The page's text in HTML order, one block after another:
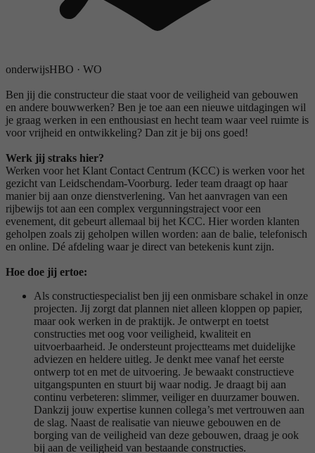
onderwijsHBO · WO
Ben jij die constructeur die staat voor de veiligheid van gebouwen
en andere bouwwerken? Ben je toe aan een nieuwe uitdagingen wil
je graag werken in een enthousiast en hecht team waar veel ruimte is
voor vrijheid en ontwikkeling? Dan zit je bij ons goed!
Werk jij straks hier?
Werken voor het Klant Contact Centrum (KCC) is werken voor het
gezicht van Leidschendam-Voorburg. Ieder team draagt op haar
manier bij aan onze dienstverlening. Van het aanvragen van een
rijbewijs tot aan een complex vergunningstraject voor een
evenement, dit gebeurt allemaal bij het KCC. Hier worden klanten
geholpen zoals zij geholpen willen worden: aan de balie, telefonisch
en online. Dé afdeling waar je direct van betekenis kunt zijn.
Hoe doe jij ertoe:
Als constructiespecialist ben jij een onmisbare schakel in onze
projecten. Jij zorgt dat plannen niet alleen kloppen op papier,
maar ook werken in de praktijk. Je ontwerpt en toetst
constructies met oog voor veiligheid, kwaliteit en
uitvoerbaarheid. Je ondersteunt projectteams met duidelijke
adviezen en heldere uitleg. Je denkt mee vanaf het eerste
ontwerp tot en met de uitvoering. Je bewaakt constructieve
uitgangspunten en stuurt bij waar nodig. Je draagt bij aan
continu verbeteren: slimmer, veiliger en duurzamer bouwen.
Dankzij jouw expertise kunnen collega’s met vertrouwen aan
de slag. Naast de realisatie van nieuwe gebouwen en de
borging van de veiligheid van deze gebouwen, draag je ook
bij aan de veiligheid van bestaande constructies.